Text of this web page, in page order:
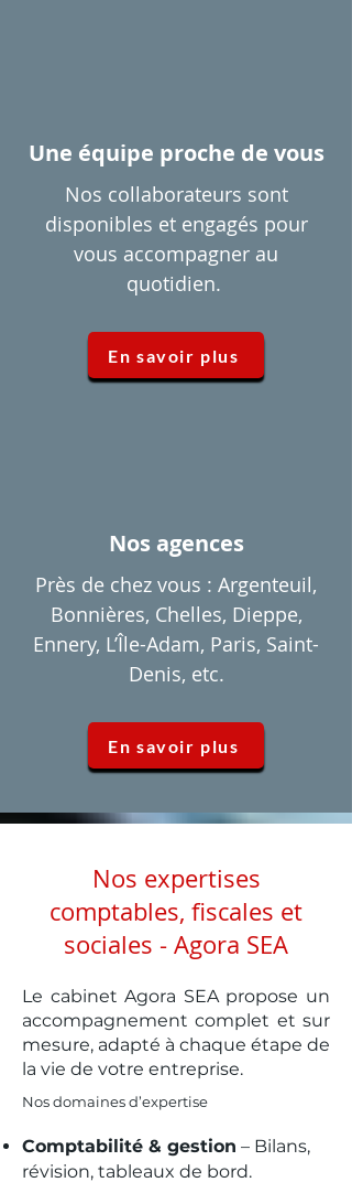
Une équipe proche de vous
Nos collaborateurs sont
disponibles et engagés pour
vous accompagner au
quotidien.
En savoir plus
Nos agences
Près de chez vous : Argenteuil,
Bonnières, Chelles, Dieppe,
Ennery, L’Île-Adam, Paris, Saint-
Denis, etc.
En savoir plus
Nos expertises
comptables, fiscales et
sociales - Agora SEA
Le cabinet Agora SEA propose un
accompagnement complet et sur
mesure, adapté à chaque étape de
la vie de votre entreprise.
Nos domaines d’expertise
Comptabilité & gestion – Bilans,
révision, tableaux de bord.